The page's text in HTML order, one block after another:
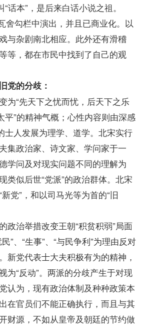
话本”，是后来白话小说之祖。
勾栏中演出，并且已商业化。以
与杂剧南北相应。此外还有滑稽
等，都在市民中找到了自己的观
党的分歧：
“先天下之忧而忧，后天下之乐
平”的精神气概；心性内容则由深感
士人发展为理学、道学。北宋实行
集政治家、诗文家、学问家于一
学问及对现实问题不同的理解为
类似后世“党派”的政治群体。北宋
党”，和以司马光等为首的“旧
治举措改变王朝“积贫积弱”局面
”、“生事”、“与民争利”为理由反对
新党代表士大夫积极有为的精神，
为“反动”。两派的分歧产生于对现
认为，现有政治体制及种种政策本
在官员们不能正确执行，而且与其
财源，不如从皇帝及朝廷的节约做